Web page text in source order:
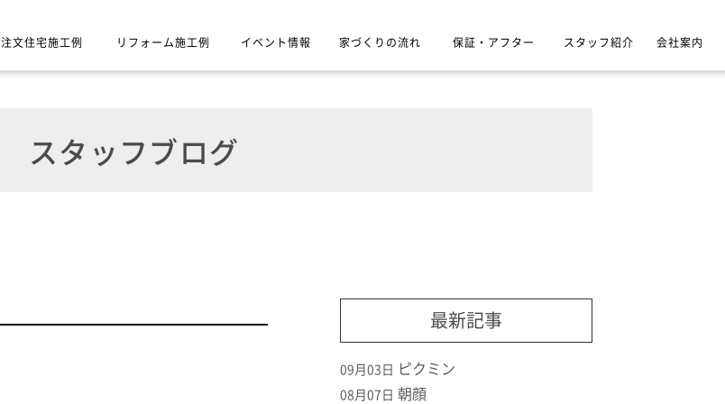
注文住宅施工例 リフォーム施工例 イベント情報 家づくりの流れ 保証・アフター スタッフ紹介 会社案内
スタッフブログ
最新記事
09月03日 ピクミン
08月07日 朝顔